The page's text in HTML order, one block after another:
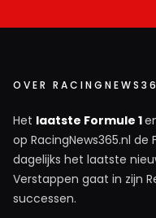
OVER
Het laatste Formule 1
op RacingNews365.nl
dagelijks het laatste
Verstappen gaat in zijn
successen.